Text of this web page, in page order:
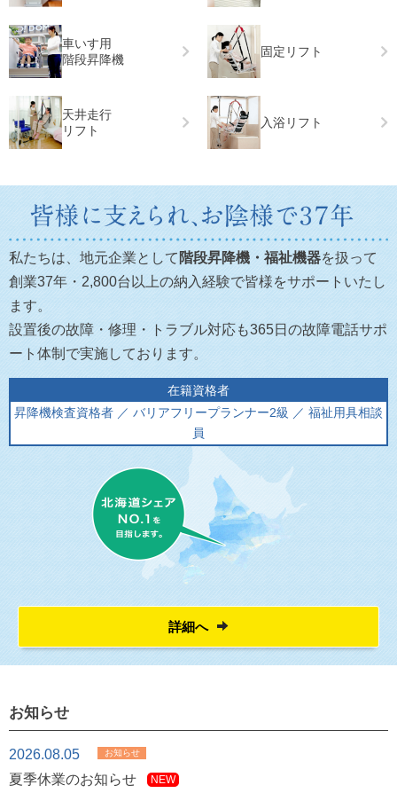
車いす用
階段昇降機
固定リフト
天井走行
リフト
入浴リフト
私たちは、地元企業として 階段昇降機・福祉機器を扱って
創業37年・2,800台以上の納入経験で皆様をサポートいたし
ます。
設置後の故障・修理・トラブル対応も365日の故障電話サポ
ート体制で実施しております。
在籍資格者
昇降機検査資格者 ／ バリアフリープランナー2級 ／ 福祉用具相談
員
詳細へ
お知らせ
2026.08.05 お知らせ
夏季休業のお知らせ NEW